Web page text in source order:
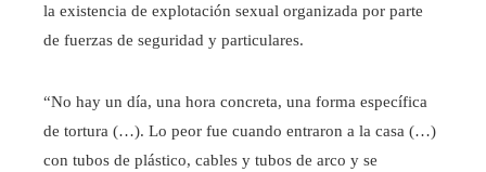
la existencia de explotación sexual organizada por parte
de fuerzas de seguridad y particulares.
“No hay un día, una hora concreta, una forma específica
de tortura (…). Lo peor fue cuando entraron a la casa (…)
con tubos de plástico, cables y tubos de arco y se